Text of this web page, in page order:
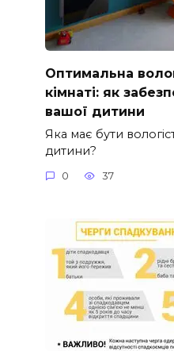
Оптимальна
кімнаті: як
вашої дитини
Яка має бути
дитини?
0 37